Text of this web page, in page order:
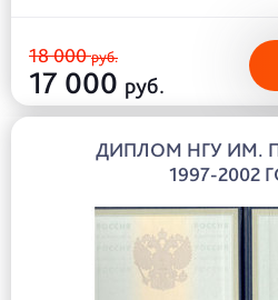
18 000руб.
17 000 руб.
ДИПЛОМ НГУ ИМ.
1997-2002